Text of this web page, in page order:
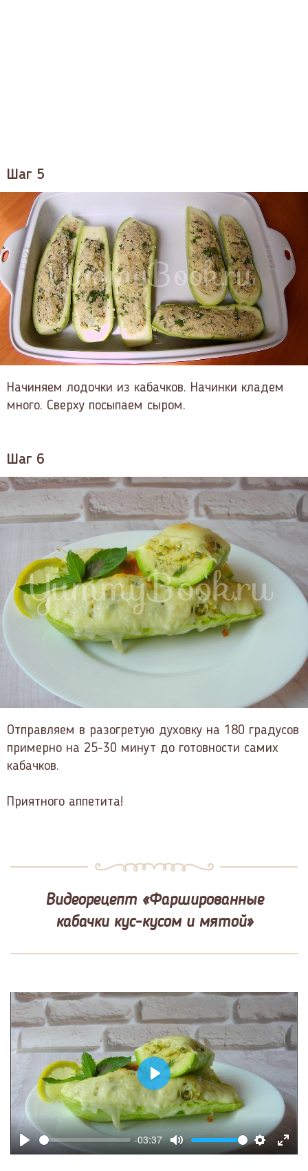
Шаг 5
Начиняем лодочки из кабачков. Начинки кладем
много. Сверху посыпаем сыром.
Шаг 6
Отправляем в разогретую духовку на 180 градусов
примерно на 25-30 минут до готовности самих
кабачков.
Приятного аппетита!
Видеорецепт «Фаршированные
кабачки кус-кусом и мятой»
Play
-03:37
Mute
Settings
Enter
Play